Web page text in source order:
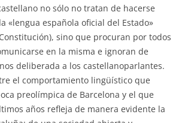
no sólo no tratan de hacerse
«lengua española oficial del Estado»
sino que procuran por todos
en la misma e ignoran de
deliberada a los castellanoparlantes.
el comportamiento lingüístico que
preolímpica de Barcelona y el que
años refleja de manera evidente la